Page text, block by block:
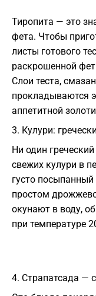
​Тиропита — это
фета. Чтобы
листы готового
раскрошенной
Слои теста,
прокладываются
аппетитной
​3. Кулури:
​Ни один
свежих кулури в
густо
простом
окунают в воду,
при температуре
​4. Страпатсада —